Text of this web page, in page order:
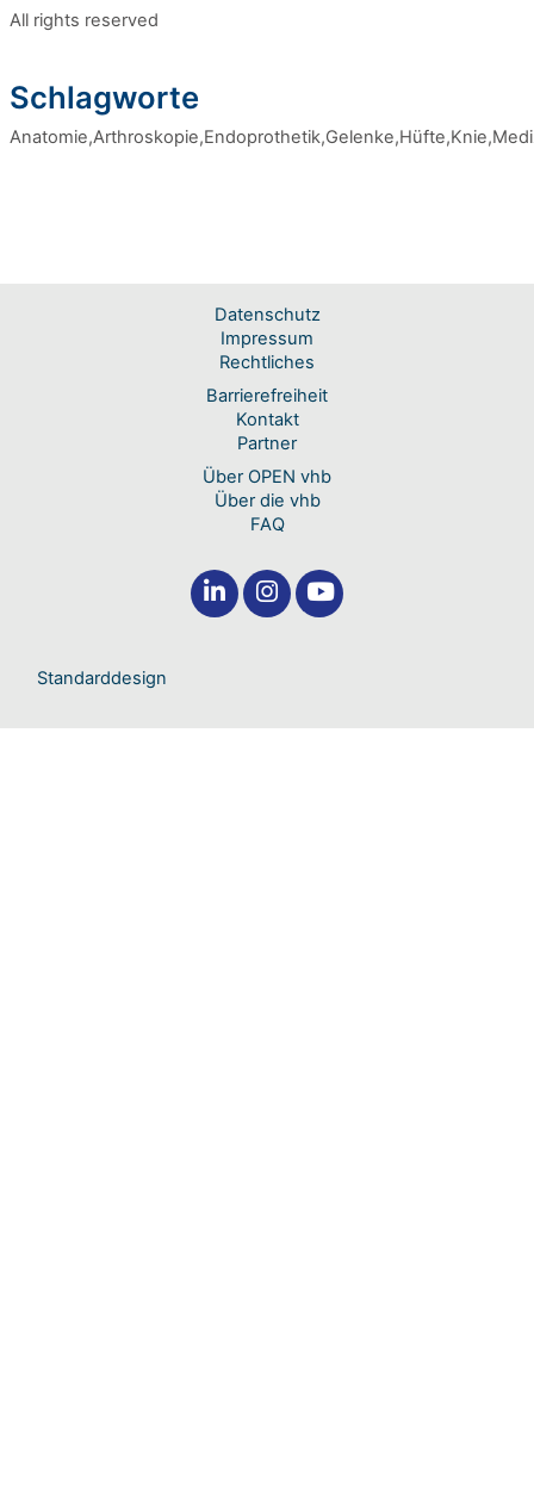
All rights reserved
Schlagworte
Datenschutz
Impressum
Rechtliches
Barrierefreiheit
Kontakt
Partner
Über OPEN vhb
Über die vhb
FAQ
Standarddesign